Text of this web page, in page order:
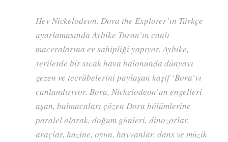
Hey Nickelodeon, Dora the Explorer’ın Türkçe
uyarlamasında Aybike Turan’ın canlı
maceralarına ev sahipliği yapıyor. Aybike,
serilerde bir sıcak hava balonunda dünyayı
gezen ve tecrübelerini paylaşan kaşif ‘Bora’yı
canlandırıyor. Bora, Nickelodeon’un engelleri
aşan, bulmacaları çözen Dora bölümlerine
paralel olarak, doğum günleri, dinozorlar,
araçlar, hazine, oyun, hayvanlar, dans ve müzik